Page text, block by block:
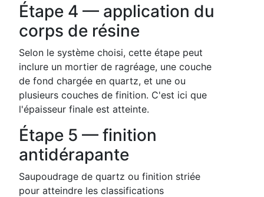
Étape 4 — application du
corps de résine
Selon le système choisi, cette étape peut
inclure un mortier de ragréage, une couche
de fond chargée en quartz, et une ou
plusieurs couches de finition. C'est ici que
l'épaisseur finale est atteinte.
Étape 5 — finition
antidérapante
Saupoudrage de quartz ou finition striée
pour atteindre les classifications